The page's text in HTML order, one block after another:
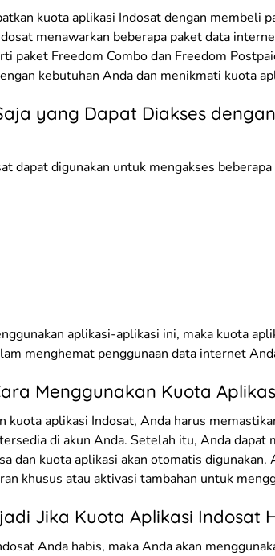
kuota aplikasi Indosat dengan membeli
menawarkan beberapa paket data
paket Freedom Combo dan Freedom
kebutuhan Anda dan menikmati kuota
yang Dapat Diakses
dapat digunakan untuk mengakses
aplikasi-aplikasi ini, maka kuota
menghemat penggunaan data internet
Menggunakan Kuota
kuota aplikasi Indosat, Anda harus
di akun Anda. Setelah itu, Anda dapat
dan kuota aplikasi akan otomatis digunakan.
khusus atau aktivasi tambahan untuk
Jika Kuota Aplikasi Indosat
Anda habis, maka Anda akan